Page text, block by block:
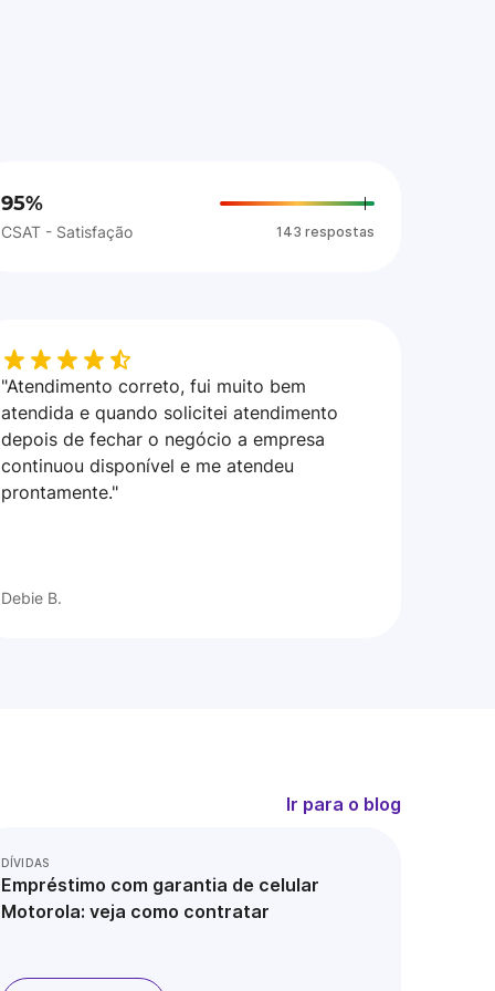
95%
CSAT - Satisfação 143 respostas
"Atendimento correto, fui muito bem
atendida e quando solicitei atendimento
depois de fechar o negócio a empresa
continuou disponível e me atendeu
prontamente."
Debie B.
Ir para o blog
DÍVIDAS
Empréstimo com garantia de celular
Motorola: veja como contratar